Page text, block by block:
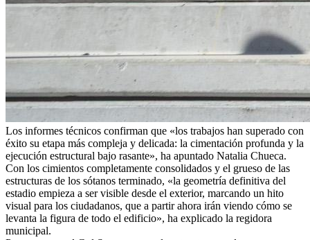
Los informes técnicos confirman que «los trabajos han superado con
éxito su etapa más compleja y delicada: la cimentación profunda y la
ejecución estructural bajo rasante», ha apuntado Natalia Chueca.
Con los cimientos completamente consolidados y el grueso de las
estructuras de los sótanos terminado, «la geometría definitiva del
estadio empieza a ser visible desde el exterior, marcando un hito
visual para los ciudadanos, que a partir ahora irán viendo cómo se
levanta la figura de todo el edificio», ha explicado la regidora
municipal.